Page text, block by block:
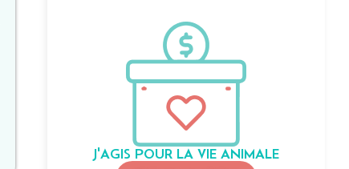
J'AGIS POUR LA VIE ANIMALE